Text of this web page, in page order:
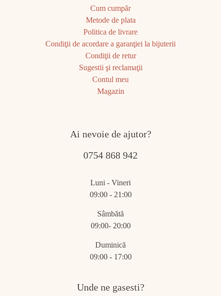
Cum cumpăr
Metode de plata
Politica de livrare
Condiţii de acordare a garanţiei la bijuterii
Condiţii de retur
Sugestii şi reclamaţii
Contul meu
Magazin
Ai nevoie de ajutor?
0754 868 942
Luni - Vineri
09:00 - 21:00
Sâmbătă
09:00- 20:00
Duminică
09:00 - 17:00
Unde ne gasesti?